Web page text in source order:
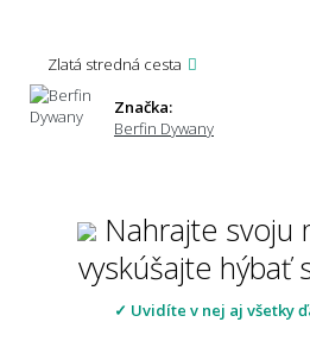
Zlatá stredná cesta
Značka:
Berfin Dywany
Nahrajte svoju
vyskúšajte hýbať
✓ Uvidíte v nej aj všetky